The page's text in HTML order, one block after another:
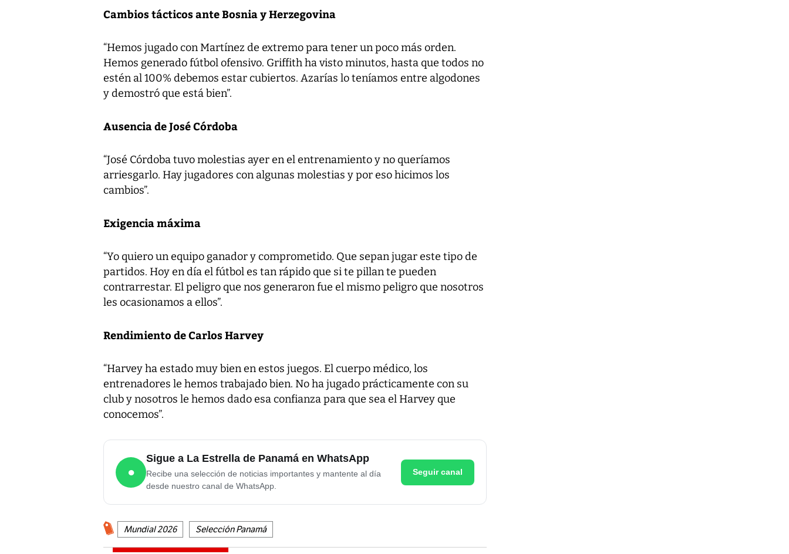
Cambios tácticos ante Bosnia y Herzegovina
“Hemos jugado con Martínez de extremo para tener un poco más orden.
Hemos generado fútbol ofensivo. Griffith ha visto minutos, hasta que todos no
estén al 100% debemos estar cubiertos. Azarías lo teníamos entre algodones
y demostró que está bien”.
Ausencia de José Córdoba
“José Córdoba tuvo molestias ayer en el entrenamiento y no queríamos
arriesgarlo. Hay jugadores con algunas molestias y por eso hicimos los
cambios”.
Exigencia máxima
“Yo quiero un equipo ganador y comprometido. Que sepan jugar este tipo de
partidos. Hoy en día el fútbol es tan rápido que si te pillan te pueden
contrarrestar. El peligro que nos generaron fue el mismo peligro que nosotros
les ocasionamos a ellos”.
Rendimiento de Carlos Harvey
“Harvey ha estado muy bien en estos juegos. El cuerpo médico, los
entrenadores le hemos trabajado bien. No ha jugado prácticamente con su
club y nosotros le hemos dado esa confianza para que sea el Harvey que
conocemos”.
●
Sigue a La Estrella de Panamá en WhatsApp
Recibe una selección de noticias importantes y mantente al día
desde nuestro canal de WhatsApp.
Seguir canal
Mundial 2026 Selección Panamá